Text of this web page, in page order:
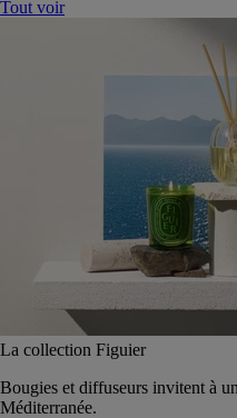
Tout voir
La collection Figuier
Bougies et diffuseurs invitent à
Méditerranée.